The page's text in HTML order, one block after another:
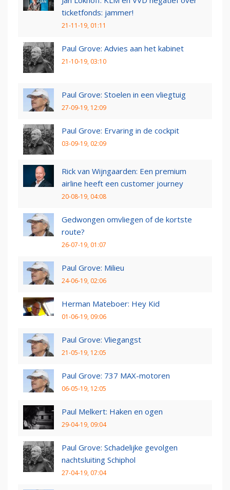
ticketfonds: jammer!
21-11-19, 01:11
Paul Grove: Advies aan het kabinet
21-10-19, 03:10
Paul Grove: Stoelen in een vliegtuig
27-09-19, 12:09
Paul Grove: Ervaring in de cockpit
03-09-19, 02:09
Rick van Wijngaarden: Een premium
airline heeft een customer journey
20-08-19, 04:08
Gedwongen omvliegen of de kortste
route?
26-07-19, 01:07
Paul Grove: Milieu
24-06-19, 02:06
Herman Mateboer: Hey Kid
01-06-19, 09:06
Paul Grove: Vliegangst
21-05-19, 12:05
Paul Grove: 737 MAX-motoren
06-05-19, 12:05
Paul Melkert: Haken en ogen
29-04-19, 09:04
Paul Grove: Schadelijke gevolgen
nachtsluiting Schiphol
27-04-19, 07:04